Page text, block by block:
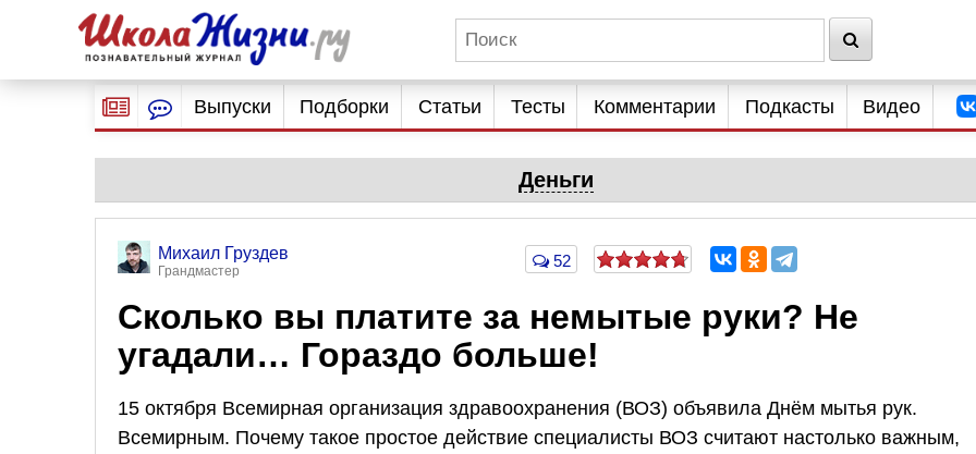
Выпуски Подборки Статьи Тесты Комментарии Подкасты Видео
Деньги
Михаил Груздев
Грандмастер
52
Сколько вы платите за немытые руки? Не
угадали… Гораздо больше!
15 октября Всемирная организация здравоохранения (ВОЗ) объявила Днём мытья рук.
Всемирным. Почему такое простое действие специалисты ВОЗ считают настолько важным,